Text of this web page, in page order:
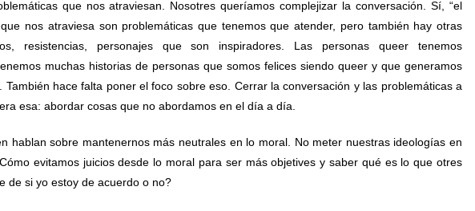
que nos atraviesan. Nosotres queríamos complejizar la conversación. Sí, “el
nos atraviesa son problemáticas que tenemos que atender, pero también hay otras
resistencias, personajes que son inspiradores. Las personas queer tenemos
muchas historias de personas que somos felices siendo queer y que generamos
También hace falta poner el foco sobre eso. Cerrar la conversación y las problemáticas a
esa: abordar cosas que no abordamos en el día a día.
hablan sobre mantenernos más neutrales en lo moral. No meter nuestras ideologías en
evitamos juicios desde lo moral para ser más objetives y saber qué es lo que otres
de si yo estoy de acuerdo o no?